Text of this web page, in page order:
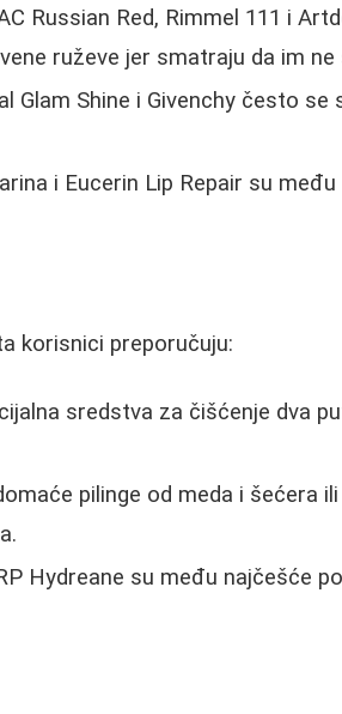
Russian Red, Rimmel 111 i
ruževe jer smatraju da im ne
Glam Shine i Givenchy često se
i Eucerin Lip Repair su među
korisnici preporučuju:
sredstva za čišćenje dva
pilinge od meda i šećera ili
Hydreane su među najčešće